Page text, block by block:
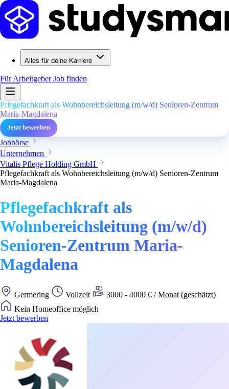
Alles für deine Karriere
Für ArbeitgeberJob finden
Pflegefachkraft als Wohnbereichsleitung (m/w/d) Senioren-Zentrum
Maria-Magdalena
Jetzt bewerben
Jobbörse
Unternehmen
Vitalis Pflege Holding GmbH
Pflegefachkraft als Wohnbereichsleitung (m/w/d) Senioren-Zentrum
Maria-Magdalena
Pflegefachkraft als
Wohnbereichsleitung (m/w/d)
Senioren-Zentrum Maria-
Magdalena
Germering Vollzeit
3000 - 4000 € / Monat (geschätzt)
Kein Homeoffice möglich
Jetzt bewerben